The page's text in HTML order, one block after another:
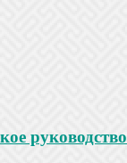
руководство